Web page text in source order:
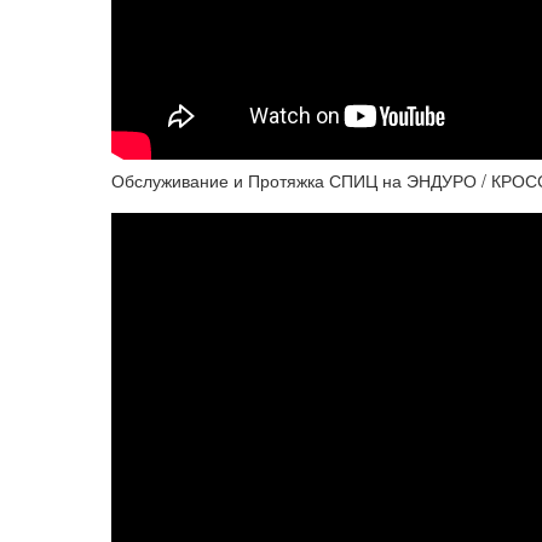
Обслуживание и Протяжка СПИЦ на ЭНДУРО /